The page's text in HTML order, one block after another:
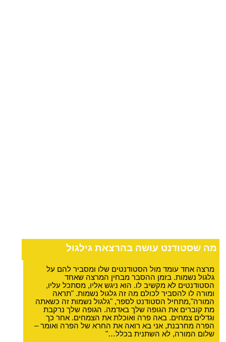
מה שסטודנט עושה בהרצאת גילגול
מרצה אחד עומד מול הסטודנטים שלו ומסביר להם על
גלגול נשמות. בזמן ההסבר מבחין המרצה שאחד
הסטודנטים לא מקשיב לו. הוא ניגש אליו, מסתכל עליו,
ומורה לו להסביר לכולם מה זה גלגול נשמות. "תראה
המורה",מתחיל הסטודנט לספר, "גלגול נשמות זה כשאתה
מת קוברים את הגופה שלך באדמה. הגופה שלך נרקבת
וגדלים צמחים. באה פרה ואוכלת את הצמחים. אחר כך
הפרה מחרבנת, אני בא רואה את החרא של הפרה ואומר –
שלום המורה, לא השתנית בכלל…"